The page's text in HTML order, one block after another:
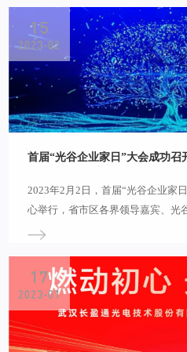
断改善”的实践经验和心得体会。 各参赛团队在日常工作中不断发
现改进点，并就发现问题、分析问
实施过程中不断反馈纠偏，最终形
讲解精彩，管理工具选择恰当，
15
2023-02
2023年‍‍‍2月2日，首届“光谷企业家
心举行，省市区各界领导嘉宾、光
光谷未来，诠释企业家精神。本次
式等精彩内容，以光谷的名义向企
的是，我们的掌舵人榜上有名!长盈
生受邀出席会议并荣获“光谷工匠企业家”。 “敢于
功，鼓励创新，宽容失败”。光谷
17
2023-01